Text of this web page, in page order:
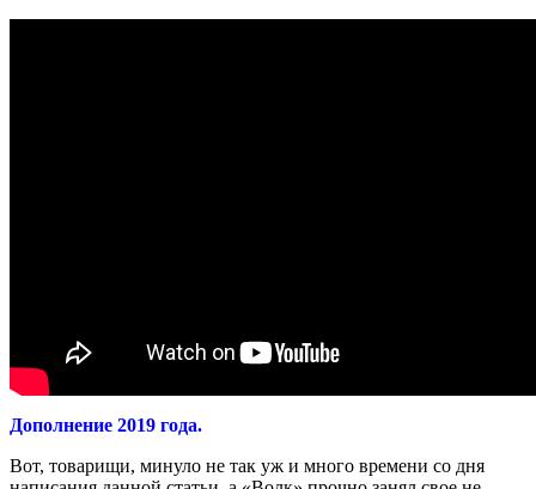
Дополнение 2019 года.
Вот, товарищи, минуло не так уж и много времени со дня